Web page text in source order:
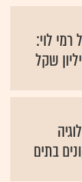
לוי:
בתים